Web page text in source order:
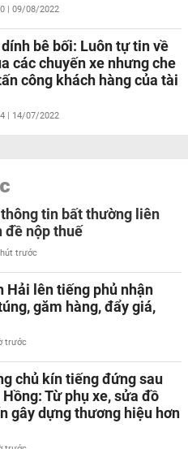
| 09/08/2022
bê bối: Luôn tự tin về
các chuyến xe nhưng che
công khách hàng của tài
| 14/07/2022
tin bất thường liên
đề nộp thuế
trước
Hải lên tiếng phủ nhận
găm hàng, đẩy giá,
trước
chủ kín tiếng đứng sau
Từ phụ xe, sửa đồ
gây dựng thương hiệu hơn